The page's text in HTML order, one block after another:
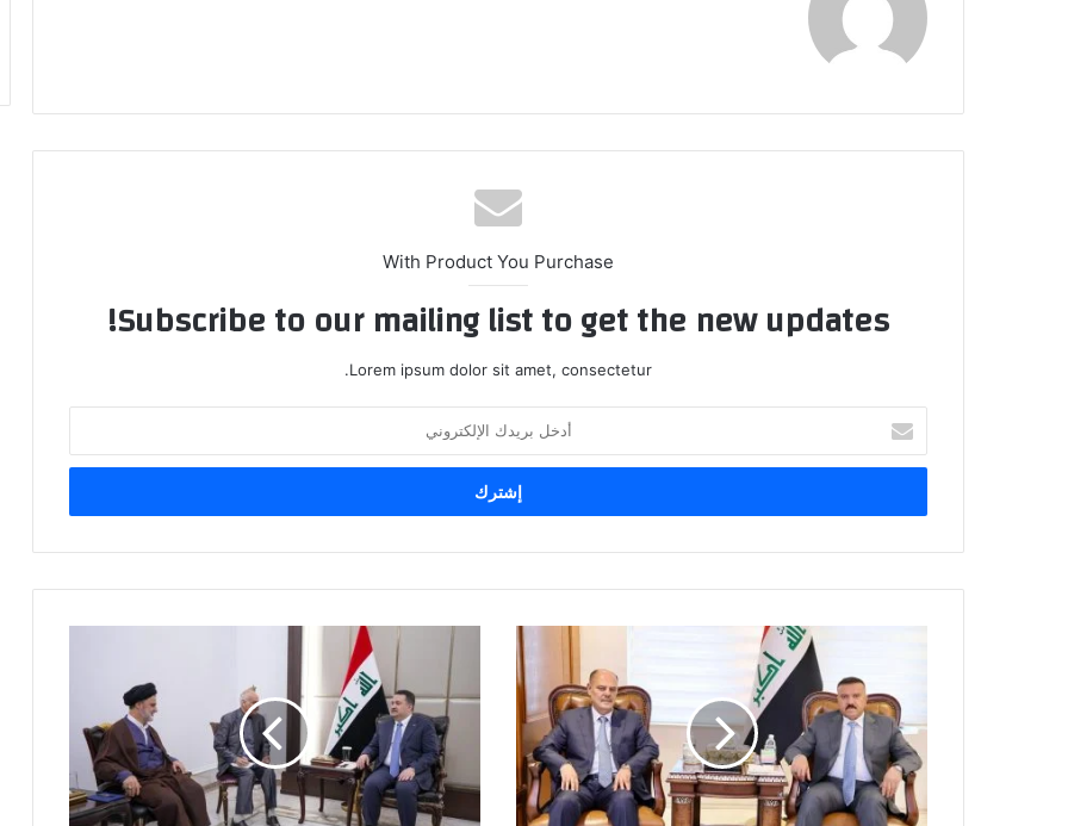
With Product You Purchase
Subscribe to our mailing list to get the new updates!
Lorem ipsum dolor sit amet, consectetur.
بريدك
الإلكتروني
لقائه
نقيب
الصحفيين
العراقيين
يشيد
السوداني:
العراق
يتواصل
المجتمع
الدولي
لمنع
اتساع